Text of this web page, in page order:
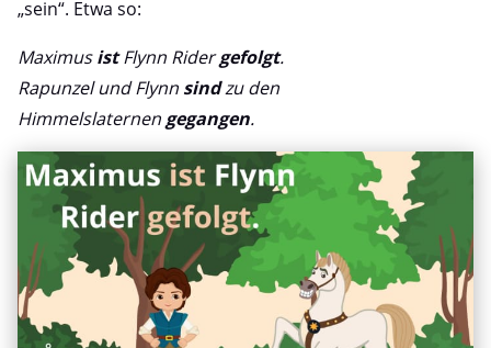
„sein“. Etwa so:
MaximusistFlynn Ridergefolgt.
Rapunzel und Flynn sindzu den
Himmelslaternen gegangen.